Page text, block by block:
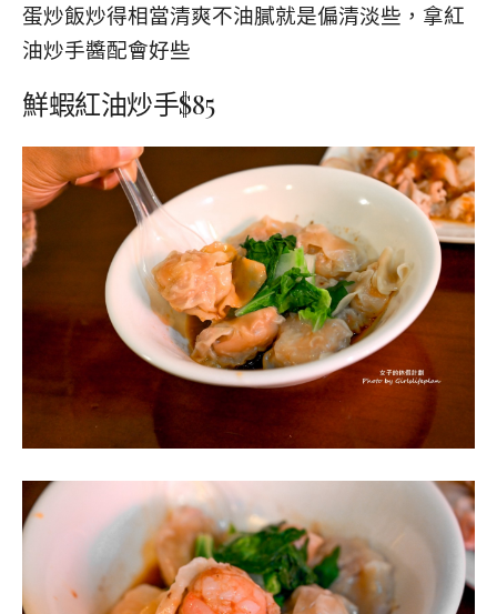
蛋炒飯炒得相當清爽不油膩就是偏清淡些，拿紅
油炒手醬配會好些
鮮蝦紅油炒手$85